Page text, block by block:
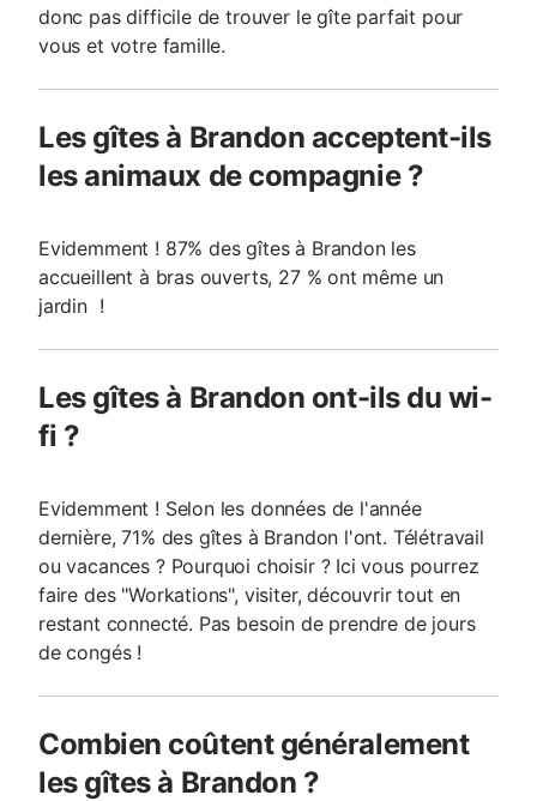
donc pas difficile de trouver le gîte parfait pour
vous et votre famille.
Les gîtes à Brandon acceptent-ils
les animaux de compagnie ?
Evidemment ! 87% des gîtes à Brandon les
accueillent à bras ouverts, 27 % ont même un
jardin !
Les gîtes à Brandon ont-ils du wi-
fi ?
Evidemment ! Selon les données de l'année
dernière, 71% des gîtes à Brandon l'ont. Télétravail
ou vacances ? Pourquoi choisir ? Ici vous pourrez
faire des "Workations", visiter, découvrir tout en
restant connecté. Pas besoin de prendre de jours
de congés !
Combien coûtent généralement
les gîtes à Brandon ?